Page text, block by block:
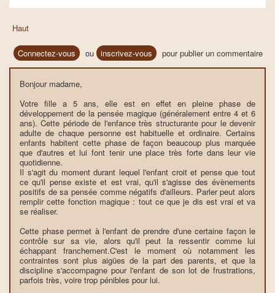
Haut
Connectez-vous ou inscrivez-vous pour publier un commentaire
Bonjour madame,
Votre fille a 5 ans, elle est en effet en pleine phase de
développement de la pensée magique (généralement entre 4 et 6
ans). Cette période de l'enfance très structurante pour le devenir
adulte de chaque personne est habituelle et ordinaire. Certains
enfants habitent cette phase de façon beaucoup plus marquée
que d'autres et lui font tenir une place très forte dans leur vie
quotidienne.
Il s'agit du moment durant lequel l'enfant croit et pense que tout
ce qu'il pense existe et est vrai, qu'il s'agisse des évènements
positifs de sa pensée comme négatifs d'ailleurs. Parler peut alors
remplir cette fonction magique : tout ce que je dis est vrai et va
se réaliser.
Cette phase permet à l'enfant de prendre d'une certaine façon le
contrôle sur sa vie, alors qu'il peut la ressentir comme lui
échappant franchement.C'est le moment où notamment les
contraintes sont plus aigües de la part des parents, et que la
discipline s'accompagne pour l'enfant de son lot de frustrations,
parfois très, voire trop pénibles pour lui.